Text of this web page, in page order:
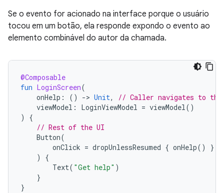
Se o evento for acionado na interface porque o usuário
tocou em um botão, ela responde expondo o evento ao
elemento combinável do autor da chamada.
@Composable
fun LoginScreen(
onHelp : () -> Unit,
// Caller navigates to the
viewModel : LoginViewModel = viewModel()
)
{
// Rest of the UI
Button(
onClick = dropUnlessResumed { onHelp()
}
)
{
Text( "Get help" )
}
}